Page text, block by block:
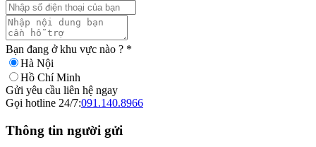
Bạn đang ở khu vực nào ? *
Hà Nội
Hồ Chí Minh
Gửi yêu cầu liên hệ ngay
Gọi hotline 24/7:091.140.8966
Thông tin người gửi